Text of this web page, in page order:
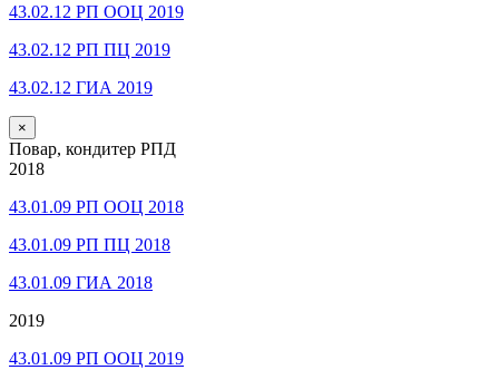
43.02.12 РП ООЦ 2019
43.02.12 РП ПЦ 2019
43.02.12 ГИА 2019
×
Повар, кондитер РПД
2018
43.01.09 РП ООЦ 2018
43.01.09 РП ПЦ 2018
43.01.09 ГИА 2018
2019
43.01.09 РП ООЦ 2019